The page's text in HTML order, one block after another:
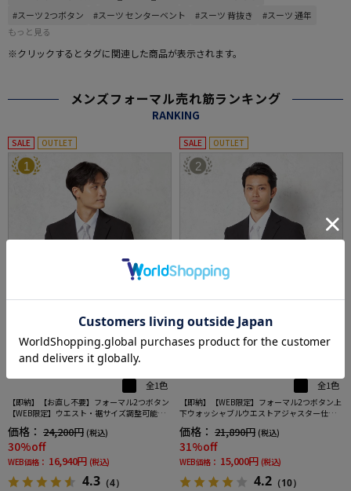
#スーツ 2つボタン
#スーツ センターベント #スーツ 背抜き
#スーツ 通年
もっと見る
※クリックするとタグに関連した商品が表示されます。
メンズフォーマル売れ筋ランキング
RANKING
SALE OUTLET
1
全1色
【即納】【お直し不要】フォーマル2つボタン
【WEB限定】ウエスト・裾サイズ調整可能上
下ウォッシャブル黒無地通年礼服
価格： 24,200円 (税込)
30%off
WEB価格： 16,940円 (税込)
4.3 （4）
SALE OUTLET
2
全1色
【即納】【WEB限定】フォーマル2つボタン上
下ウォッシャブルウエストアジャスター仕様
黒無地通年礼服
価格： 21,890円 (税込)
31%off
WEB価格： 15,000円 (税込)
4.2 （10）